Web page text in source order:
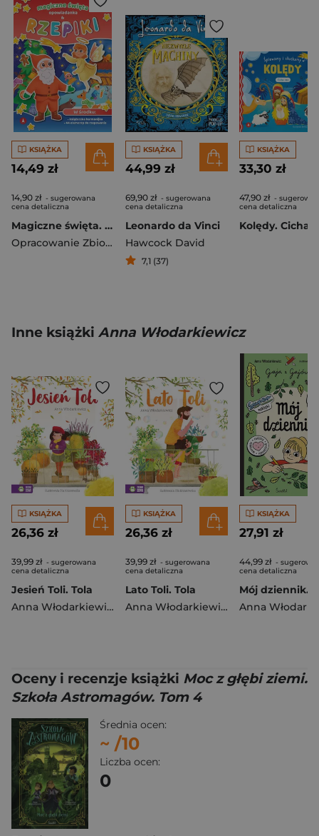
KSIĄŻKA
14,49 zł
14,90 zł - sugerowana
cena detaliczna
Magiczne święta. Opowiadanka & rzepiki
Opracowanie Zbiorowe
KSIĄŻKA
44,99 zł
69,90 zł - sugerowana
cena detaliczna
Leonardo da Vinci
Hawcock David
7,1 (37)
KSIĄŻKA
33,30 zł
47,90 zł -
cena detaliczna
Inne książki Anna Włodarkiewicz
KSIĄŻKA
26,36 zł
39,99 zł - sugerowana
cena detaliczna
Jesień Toli. Tola
Anna Włodarkiewicz
KSIĄŻKA
26,36 zł
39,99 zł - sugerowana
cena detaliczna
Lato Toli. Tola
Anna Włodarkiewicz
KSIĄŻKA
27,91 zł
44,99 zł -
cena detaliczna
Oceny i recenzje książki Moc z głębi ziemi.
Szkoła Astromagów. Tom 4
Średnia ocen:
~ /10
Liczba ocen:
0